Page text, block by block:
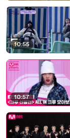
10:55
10:57